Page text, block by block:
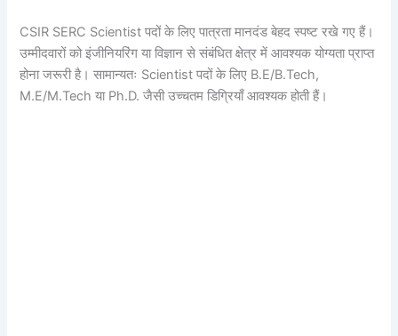
CSIR SERC Scientist पदों के लिए पात्रता मानदंड बेहद स्पष्ट रखे गए हैं।
उम्मीदवारों को इंजीनियरिंग या विज्ञान से संबंधित क्षेत्र में आवश्यक योग्यता प्राप्त
होना जरूरी है। सामान्यतः Scientist पदों के लिए B.E/B.Tech,
M.E/M.Tech या Ph.D. जैसी उच्चतम डिग्रियाँ आवश्यक होती हैं।